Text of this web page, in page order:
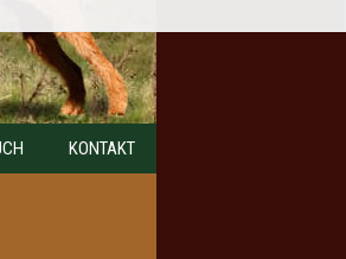
KONTAKT